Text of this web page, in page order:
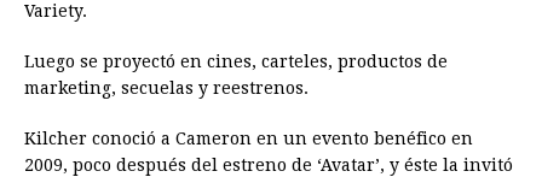
Variety.
Luego se proyectó en cines, carteles, productos de
marketing, secuelas y reestrenos.
Kilcher conoció a Cameron en un evento benéfico en
2009, poco después del estreno de ‘Avatar’, y éste la invitó